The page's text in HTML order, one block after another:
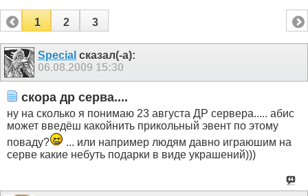
1 2 3
Special сказал(-а):
06.08.2009 15:30
скора др серва....
ну на сколько я понимаю 23 августа ДР сервера..... абис
может введёш какойнить прикольный эвент по этому
поваду?
... или например людям давно играюшим на
серве какие небуть подарки в виде украшений)))